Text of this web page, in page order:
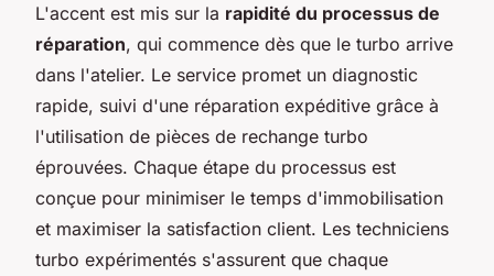
L'accent est mis sur la rapidité du processus de
réparation, qui commence dès que le turbo arrive
dans l'atelier. Le service promet un diagnostic
rapide, suivi d'une réparation expéditive grâce à
l'utilisation de pièces de rechange turbo
éprouvées. Chaque étape du processus est
conçue pour minimiser le temps d'immobilisation
et maximiser la satisfaction client. Les techniciens
turbo expérimentés s'assurent que chaque